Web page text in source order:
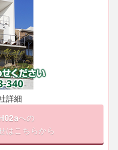
詳細
への
はこちらから